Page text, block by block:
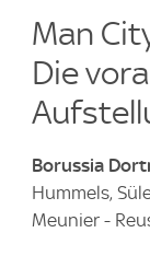
Man
Die
Borussia
Hummels,
Meunier -